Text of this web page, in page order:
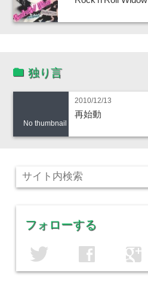
独り言
No thumbnail
2010/12/13
再始動
フォローする
twitter facebook google